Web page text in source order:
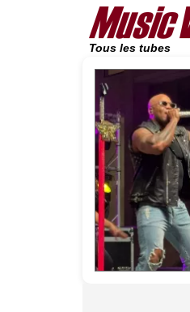
Tous les tubes